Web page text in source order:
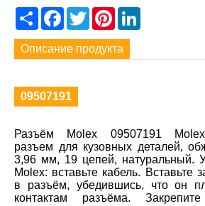
ShareFacebook
TwitterPinterest
Описание продукта
09507191
Разъём Molex 09507191
разъем для кузовных деталей,
3,96 мм, 19 цепей, натуральный.
Molex: вставьте кабель. Вставьте
в разъём, убедившись, что он
контактам разъёма.